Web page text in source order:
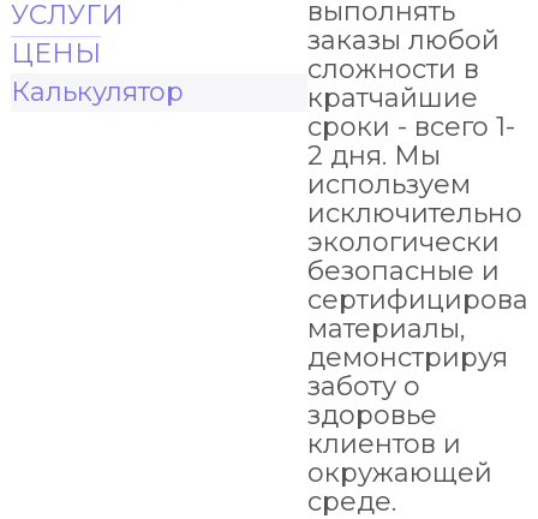
УСЛУГИ
ЦЕНЫ
Калькулятор
выполнять
заказы любой
сложности в
кратчайшие
сроки - всего 1-
2 дня. Мы
используем
исключительно
экологически
безопасные и
материалы,
демонстрируя
заботу о
здоровье
клиентов и
окружающей
среде.